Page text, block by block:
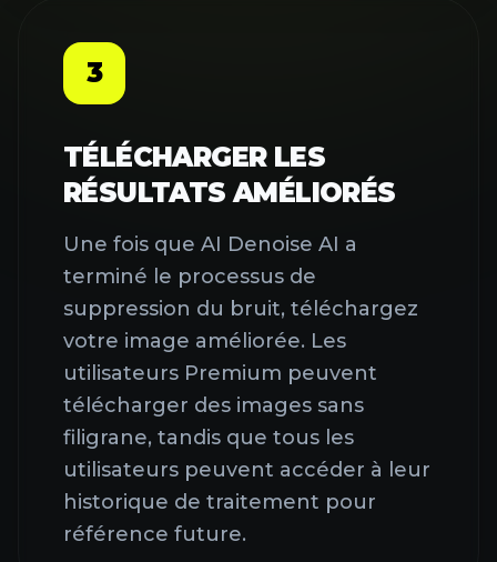
3
TÉLÉCHARGER LES
RÉSULTATS AMÉLIORÉS
Une fois que AI Denoise AI a
terminé le processus de
suppression du bruit, téléchargez
votre image améliorée. Les
utilisateurs Premium peuvent
télécharger des images sans
filigrane, tandis que tous les
utilisateurs peuvent accéder à leur
historique de traitement pour
référence future.
AI STUDIO EST MAINTENANT
EN LIGNE!
Accès unique aux modèles Nano Banana Pro et